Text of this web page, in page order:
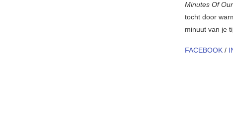
Minutes Of
tocht door
minuut van je
FACEBOOK /